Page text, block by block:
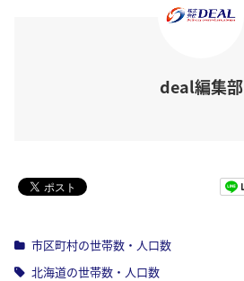
deal編集部
市区町村の世帯数・人口数
北海道の世帯数・人口数